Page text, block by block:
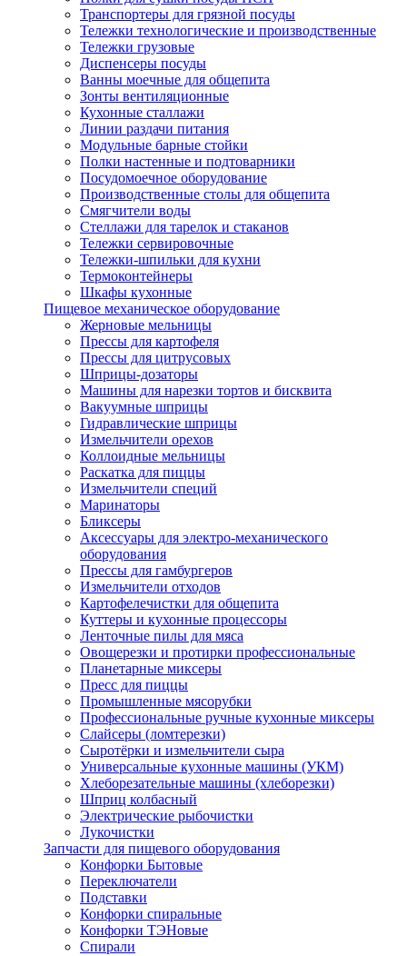
Транспортеры для грязной посуды
Тележки технологические и производственные
Тележки грузовые
Диспенсеры посуды
Ванны моечные для общепита
Зонты вентиляционные
Кухонные сталлажи
Линии раздачи питания
Модульные барные стойки
Полки настенные и подтоварники
Посудомоечное оборудование
Производственные столы для общепита
Смягчители воды
Стеллажи для тарелок и стаканов
Тележки сервировочные
Тележки-шпильки для кухни
Термоконтейнеры
Шкафы кухонные
Пищевое механическое оборудование
Жерновые мельницы
Прессы для картофеля
Прессы для цитрусовых
Шприцы-дозаторы
Машины для нарезки тортов и бисквита
Вакуумные шприцы
Гидравлические шприцы
Измельчители орехов
Коллоидные мельницы
Раскатка для пиццы
Измельчители специй
Маринаторы
Бликсеры
Аксессуары для электро-механического
оборудования
Прессы для гамбургеров
Измельчители отходов
Картофелечистки для общепита
Куттеры и кухонные процессоры
Ленточные пилы для мяса
Овощерезки и протирки профессиональные
Планетарные миксеры
Пресс для пиццы
Промышленные мясорубки
Профессиональные ручные кухонные миксеры
Слайсеры (ломтерезки)
Сыротёрки и измельчители сыра
Универсальные кухонные машины (УКМ)
Хлеборезательные машины (хлеборезки)
Шприц колбасный
Электрические рыбочистки
Лукочистки
Запчасти для пищевого оборудования
Конфорки Бытовые
Переключатели
Подставки
Конфорки спиральные
Конфорки ТЭНовые
Спирали